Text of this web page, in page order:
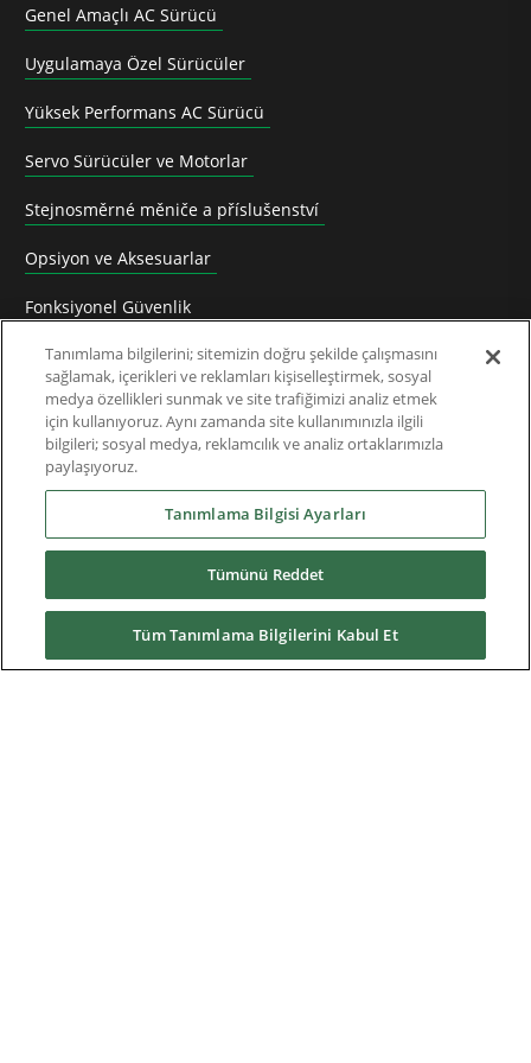
Genel Amaçlı AC Sürücü
Uygulamaya Özel Sürücüler
Yüksek Performans AC Sürücü
Servo Sürücüler ve Motorlar
Stejnosměrné měniče a příslušenství
Opsiyon ve Aksesuarlar
Fonksiyonel Güvenlik
Software
Uygulama Çözümleri
Üretimden Kaldırılan Ürünler ve Dönüşüm Klavuzu
Servisler
News & Media
Tanımlama bilgilerini; sitemizin doğru şekilde çalışmasını
sağlamak, içerikleri ve reklamları kişiselleştirmek, sosyal
medya özellikleri sunmak ve site trafiğimizi analiz etmek
için kullanıyoruz. Aynı zamanda site kullanımınızla ilgili
bilgileri; sosyal medya, reklamcılık ve analiz ortaklarımızla
paylaşıyoruz.
Tanımlama Bilgisi Ayarları
Tümünü Reddet
Tüm Tanımlama Bilgilerini Kabul Et